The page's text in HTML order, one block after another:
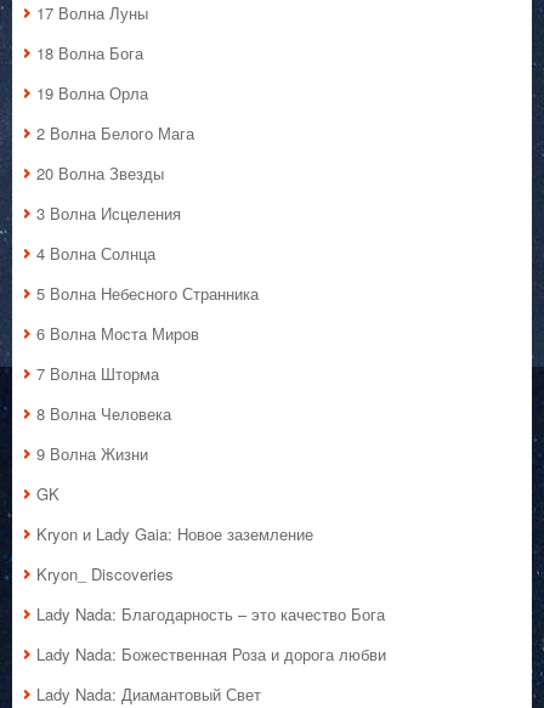
17 Волна Луны
18 Волна Бога
19 Волна Орла
2 Волна Белого Мага
20 Волна Звезды
3 Волна Исцеления
4 Волна Солнца
5 Волна Небесного Странника
6 Волна Моста Миров
7 Волна Шторма
8 Волна Человека
9 Волна Жизни
GK
Kryon и Lady Gaia: Новое заземление
Kryon_ Discoveries
Lady Nada: Благодарность – это качество Бога
Lady Nada: Божественная Роза и дорога любви
Lady Nada: Диамантовый Свет